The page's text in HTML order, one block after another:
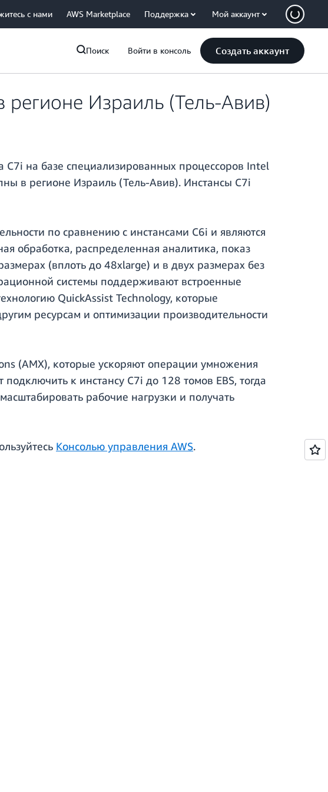
с нами AWS Marketplace Поддержка Мой аккаунт
Поиск Войти в консоль Создать аккаунт
регионе Израиль (Тель-Авив)
C7i на базе специализированных процессоров Intel
в регионе Израиль (Тель-Авив). Инстансы C7i
по сравнению с инстансами C6i и являются
обработка, распределенная аналитика, показ
(вплоть до 48xlarge) и в двух размерах без
системы поддерживают встроенные
QuickAssist Technology, которые
ресурсам и оптимизации производительности
(AMX), которые ускоряют операции умножения
к инстансу C7i до 128 томов EBS, тогда
рабочие нагрузки и получать
Консолью управления AWS.